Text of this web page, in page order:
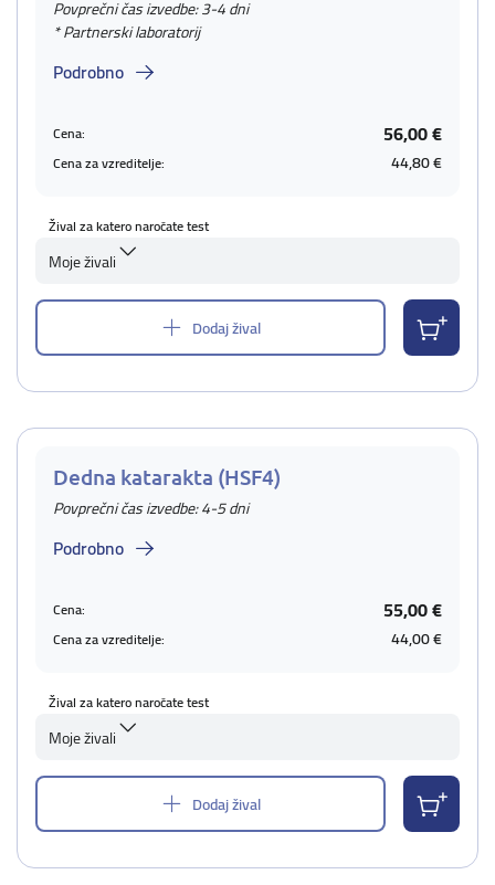
Povprečni čas izvedbe: 3-4 dni
* Partnerski laboratorij
Podrobno
Cena: 56,00 €
Cena za vzreditelje: 44,80 €
Žival za katero naročate test
Moje živali
Dodaj žival
Dedna katarakta (HSF4)
Povprečni čas izvedbe: 4-5 dni
Podrobno
Cena: 55,00 €
Cena za vzreditelje: 44,00 €
Žival za katero naročate test
Moje živali
Dodaj žival